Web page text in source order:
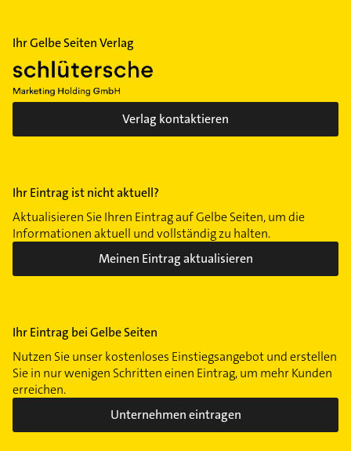
Ihr Gelbe Seiten Verlag
Verlag kontaktieren
Ihr Eintrag ist nicht aktuell?
Aktualisieren Sie Ihren Eintrag auf Gelbe Seiten, um die
Informationen aktuell und vollständig zu halten.
Meinen Eintrag aktualisieren
Ihr Eintrag bei Gelbe Seiten
Nutzen Sie unser kostenloses Einstiegsangebot und erstellen
Sie in nur wenigen Schritten einen Eintrag, um mehr Kunden
erreichen.
Unternehmen eintragen